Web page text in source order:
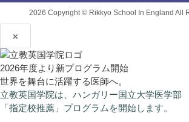
2026 Copyright © Rikkyo School In England All
×
2026年度より新プログラム開始
世界を舞台に活躍する医師へ。
立教英国学院は、ハンガリー国立大学医学部
「指定校推薦」プログラムを開始します。